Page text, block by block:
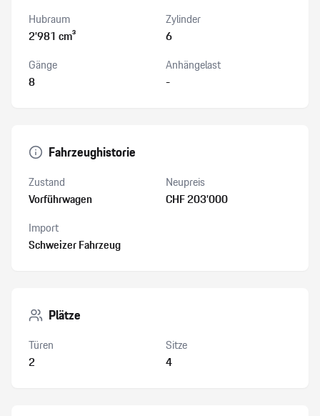
Hubraum
2’981 cm³
Zylinder
6
Gänge
8
Anhängelast
-
Fahrzeughistorie
Zustand
Vorführwagen
Neupreis
CHF 203’000
Import
Schweizer Fahrzeug
Plätze
Türen
2
Sitze
4